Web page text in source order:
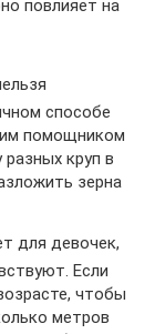
повлияет на
способе
помощником
разных круп в
зерна
для девочек,
Если
чтобы
метров